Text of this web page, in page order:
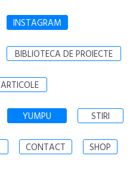
INSTAGRAM
BIBLIOTECA DE PROIECTE
ARTICOLE
YUMPU STIRI
CONTACT SHOP